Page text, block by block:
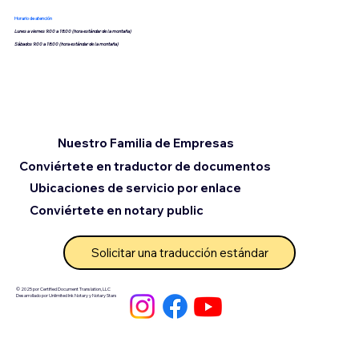
Horario de atención
Lunes a viernes 9:00 a 18:00 (hora estándar de la montaña)
Sábados 9:00 a 18:00 (hora estándar de la montaña)
© 2025 por Certified Document Translation, LLC
Desarrollado por Unlimited Ink Notary y Notary Stars
Conviértete en traductor de documentos
Ubicaciones de servicio por enlace
Nuestro Familia de Empresas
Conviértete en notary public
Solicitar una traducción estándar